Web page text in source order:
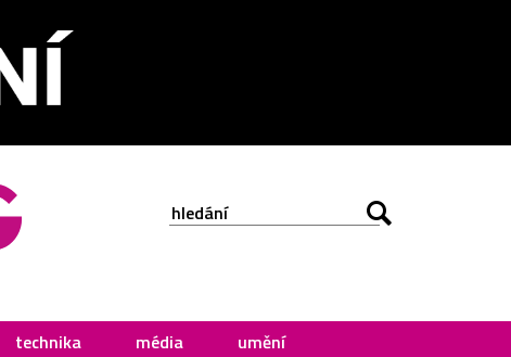
technika média umění